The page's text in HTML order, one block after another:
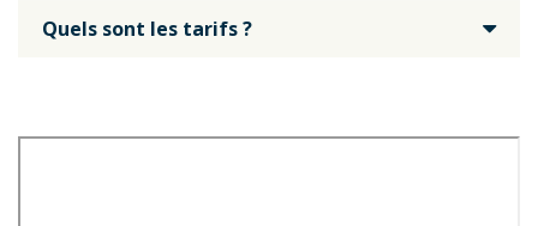
Quels sont les tarifs ?